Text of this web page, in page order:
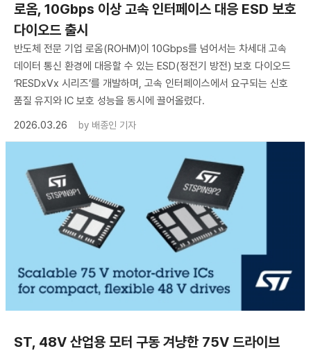
로옴, 10Gbps 이상 고속 인터페이스 대응 ESD 보호
다이오드 출시
반도체 전문 기업 로옴(ROHM)이 10Gbps를 넘어서는 차세대 고속
데이터 통신 환경에 대응할 수 있는 ESD(정전기 방전) 보호 다이오드
‘RESDxVx 시리즈’를 개발하며, 고속 인터페이스에서 요구되는 신호
품질 유지와 IC 보호 성능을 동시에 끌어올렸다.
2026.03.26
by 배종인 기자
ST, 48V 산업용 모터 구동 겨냥한 75V 드라이브